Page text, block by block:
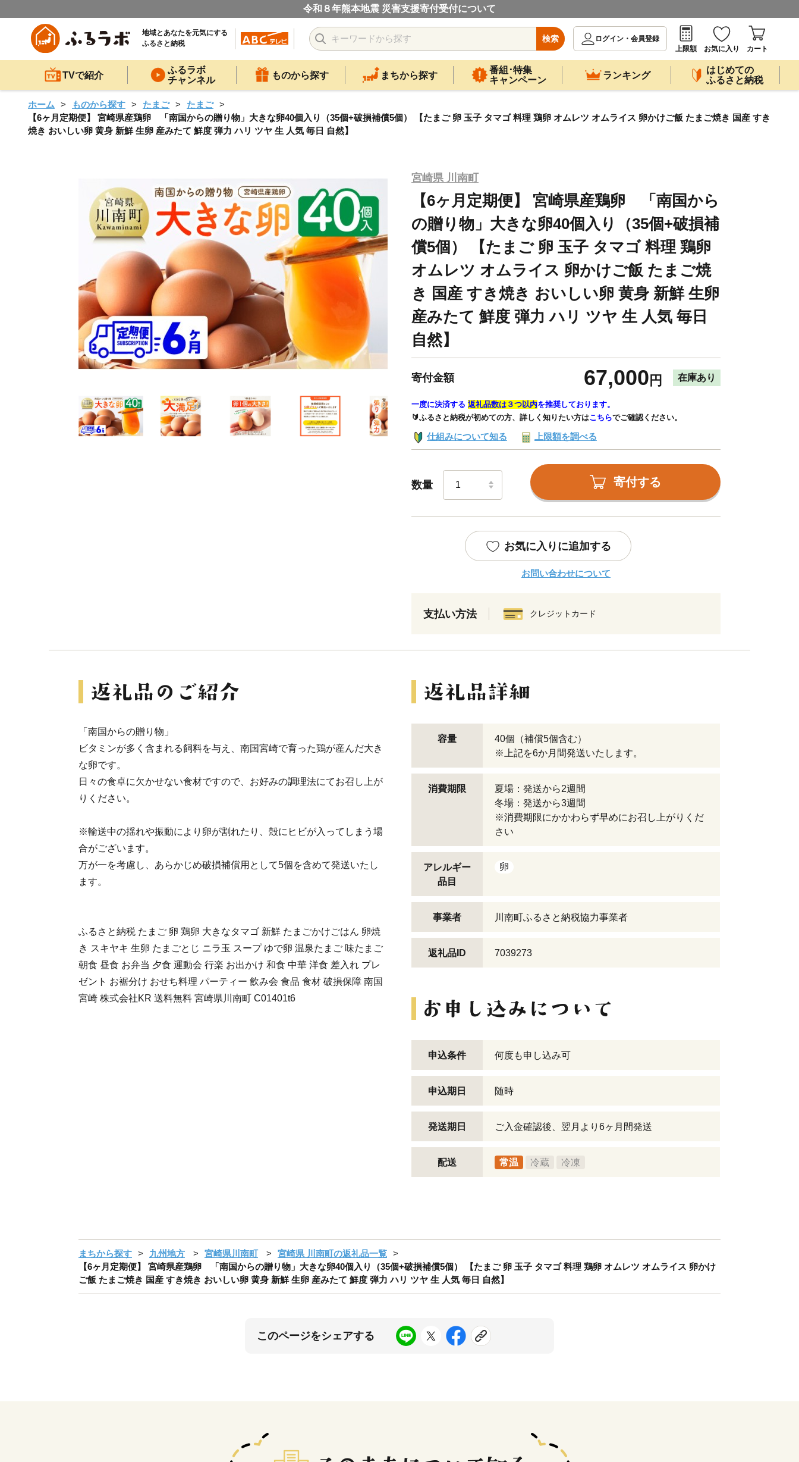
令和８年熊本地震 災害支援寄付受付について
地域とあなたを元気にする
ふるさと納税
検索
ログイン・会員登録
上限額
お気に入り カート
TVで紹介
ふるラボ
チャンネル
ものから探す まちから探す
番組･特集
キャンペーン
ランキング
はじめての
ふるさと納税
ホーム ものから探す たまご
たまご
【6ヶ月定期便】 宮崎県産鶏卵 「南国からの贈り物」大きな卵40個入り（35個+破損補償5個） 【たまご 卵 玉子 タマゴ 料理 鶏卵 オムレツ オムライス 卵かけご飯 たまご焼き 国産 すき
焼き おいしい卵 黄身 新鮮 生卵 産みたて 鮮度 弾力 ハリ ツヤ 生 人気 毎日 自然】
宮崎県 川南町
【6ヶ月定期便】 宮崎県産鶏卵 「南国から
の贈り物」大きな卵40個入り（35個+破損補
償5個） 【たまご 卵 玉子 タマゴ 料理 鶏卵
オムレツ オムライス 卵かけご飯 たまご焼
き 国産 すき焼き おいしい卵 黄身 新鮮 生卵
産みたて 鮮度 弾力 ハリ ツヤ 生 人気 毎日
自然】
寄付金額 67,000 円 在庫あり
一度に決済する 返礼品数は３つ以内を推奨しております。
🔰ふるさと納税が初めての方、詳しく知りたい方はこちらでご確認ください。
仕組みについて知る 上限額を調べる
数量 寄付する
お気に入りに追加する
お問い合わせについて
支払い方法 クレジットカード
「南国からの贈り物」
ビタミンが多く含まれる飼料を与え、南国宮崎で育った鶏が産んだ大き
な卵です。
日々の食卓に欠かせない食材ですので、お好みの調理法にてお召し上が
りください。
※輸送中の揺れや振動により卵が割れたり、殻にヒビが入ってしまう場
合がございます。
万が一を考慮し、あらかじめ破損補償用として5個を含めて発送いたし
ます。
ふるさと納税 たまご 卵 鶏卵 大きなタマゴ 新鮮 たまごかけごはん 卵焼
き スキヤキ 生卵 たまごとじ ニラ玉 スープ ゆで卵 温泉たまご 味たまご
朝食 昼食 お弁当 夕食 運動会 行楽 お出かけ 和食 中華 洋食 差入れ プレ
ゼント お裾分け おせち料理 パーティー 飲み会 食品 食材 破損保障 南国
宮崎 株式会社KR 送料無料 宮崎県川南町 C01401t6
容量
40個（補償5個含む）
※上記を6か月間発送いたします。
消費期限
夏場：発送から2週間
冬場：発送から3週間
※消費期限にかかわらず早めにお召し上がりくだ
さい
アレルギー
品目
卵
事業者 川南町ふるさと納税協力事業者
返礼品ID 7039273
申込条件 何度も申し込み可
申込期日 随時
発送期日 ご入金確認後、翌月より6ヶ月間発送
配送 常温 冷蔵 冷凍
まちから探す 九州地方 宮崎県川南町
宮崎県 川南町の返礼品一覧
【6ヶ月定期便】 宮崎県産鶏卵 「南国からの贈り物」大きな卵40個入り（35個+破損補償5個） 【たまご 卵 玉子 タマゴ 料理 鶏卵 オムレツ オムライス 卵かけ
ご飯 たまご焼き 国産 すき焼き おいしい卵 黄身 新鮮 生卵 産みたて 鮮度 弾力 ハリ ツヤ 生 人気 毎日 自然】
このページをシェアする